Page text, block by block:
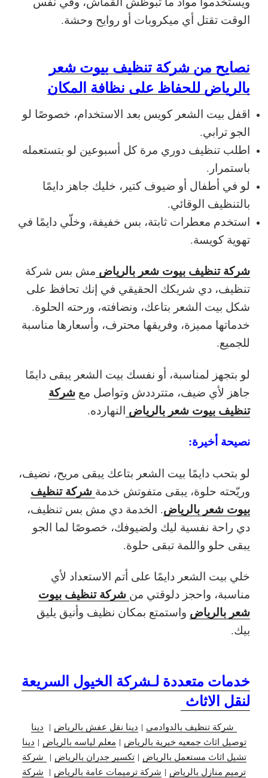
الوقت تقتل أي ميكروبات أو روايح وحشة.
نصايح من شركة تنظيف بيوت شعر
بالرياض للحفاظ على نظافة المكان
اقفل بيت الشعر كويس بعد الاستخدام، خصوصًا لو
الجو ترابي.
اطلب تنظيف دوري مرة كل أسبوعين لو بتستعمله
باستمرار.
لو في أطفال أو ضيوف كتير، خليك جاهز دايمًا
بالتنظيف الوقائي.
استخدم معطرات ثابتة، بس خفيفة، وخلّي دايمًا في
تهوية كويسة.
شركة تنظيف بيوت شعر بالرياض مش بس شركة
تنظيف، دي شريكك الحقيقي في إنك تحافظ على
شكل بيت الشعر بتاعك، ونضافته، ورحته الحلوة.
خدماتها مميزة، وفريقها محترف، وأسعارها مناسبة
للجميع.
لو بتجهز لمناسبة، أو نفسك بيت الشعر يبقى دايمًا
جاهز لأي ضيف، متترددش وتواصل مع شركة
تنظيف بيوت شعر بالرياض النهارده.
نصيحة أخيرة:
لو بتحب دايمًا بيت الشعر بتاعك يبقى مريح، نضيف،
وريّحته حلوة، يبقى متفوتش خدمة شركة تنظيف
بيوت شعر بالرياض. الخدمة دي مش بس تنظيف،
دي راحة نفسية ليك ولضيوفك، خصوصًا لما الجو
يبقى حلو واللمة تبقى حلوة.
خلي بيت الشعر دايمًا على أتم الاستعداد لأي
مناسبة، واحجز دلوقتي من شركة تنظيف بيوت
شعر بالرياض واستمتع بمكان نظيف وأنيق يليق
بيك.
خدمات متعددة لـشركة الخيول السريعة
لنقل الاثاث
شركة تنظيف بالدوادمي | دينا نقل عفش بالرياض | دينا
توصيل اثاث جمعيه خيرية بالرياض | معلم لياسه بالرياض | دينا
تشيل اثاث مستعمل بالرياض |تكسير جدران بالرياض | شركة
ترميم منازل بالرياض | شركة ترميمات عامة بالرياض | شركة